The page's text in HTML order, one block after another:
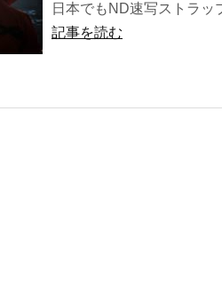
日本でもND速写ストラッ
記事を読む